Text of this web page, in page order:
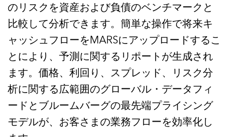
のリスクを資産および負債のベンチマークと
比較して分析できます。簡単な操作で将来キ
ャッシュフローをMARSにアップロードするこ
とにより、予測に関するリポートが生成され
ます。価格、利回り、スプレッド、リスク分
析に関する広範囲のグローバル・データフィ
ードとブルームバーグの最先端プライシング
モデルが、お客さまの業務フローを効率化し